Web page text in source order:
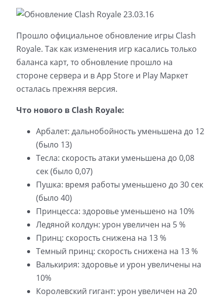
Прошло официальное обновление игры Clash
Royale. Так как изменения игр касались только
баланса карт, то обновление прошло на
стороне сервера и в App Store и Play Маркет
осталась прежняя версия.
Что нового в Clash Royale:
Арбалет: дальнобойность уменьшена до 12
(было 13)
Тесла: скорость атаки уменьшена до 0,08
сек (было 0,07)
Пушка: время работы уменьшено до 30 сек
(было 40)
Принцесса: здоровье уменьшено на 10%
Ледяной колдун: урон увеличен на 5 %
Принц: скорость снижена на 13 %
Темный принц: скорость снижена на 13 %
Валькирия: здоровье и урон увеличены на
10%
Королевский гигант: урон увеличен на 20